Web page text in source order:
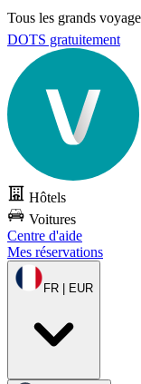
Tous les grands
DOTS gratuitement
Hôtels
Voitures
Centre d'aide
Mes réservations
FR | EUR